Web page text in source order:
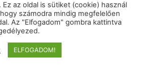
az oldal is sütiket (cookie) használ
számodra mindig megfelelően
Az "Elfogadom" gombra kattintva
ELFOGADOM!